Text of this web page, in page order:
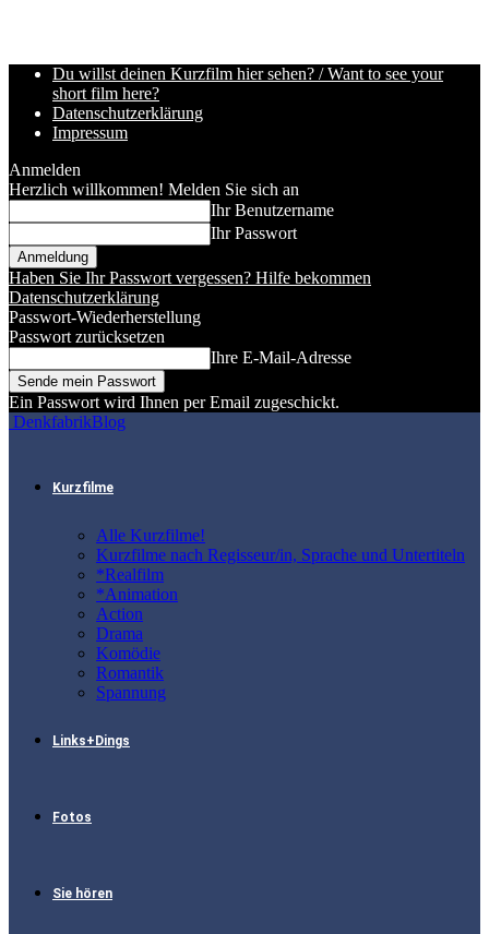
Du willst deinen Kurzfilm hier sehen? / Want to see your
short film here?
Datenschutzerklärung
Impressum
Anmelden
Herzlich willkommen! Melden Sie sich an
Ihr Benutzername
Ihr Passwort
Haben Sie Ihr Passwort vergessen? Hilfe bekommen
Datenschutzerklärung
Passwort-Wiederherstellung
Passwort zurücksetzen
Ihre E-Mail-Adresse
Ein Passwort wird Ihnen per Email zugeschickt.
DenkfabrikBlog
Kurzfilme
Alle Kurzfilme!
Kurzfilme nach Regisseur/in, Sprache und Untertiteln
*Realfilm
*Animation
Action
Drama
Komödie
Romantik
Spannung
Links+Dings
Fotos
Sie hören